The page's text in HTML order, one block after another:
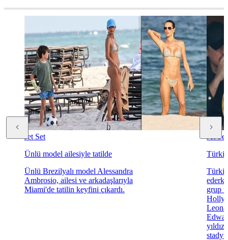
Jet Set
Ünlü model ailesiyle tatilde
Ünlü Brezilyalı model Alessandra
Ambrosio, ailesi ve arkadaşlarıyla
Miami'de tatilin keyfini çıkardı.
Jet Set
grup